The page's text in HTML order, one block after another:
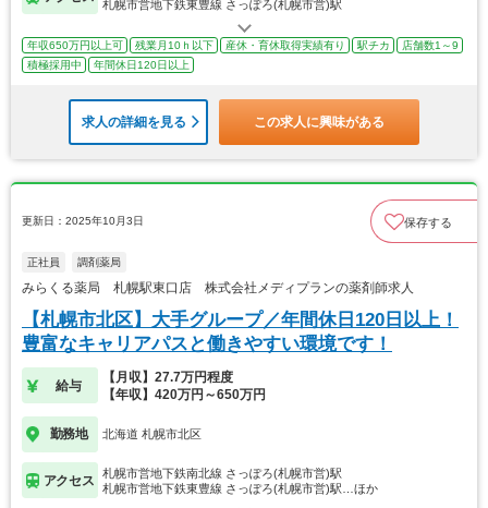
札幌市営地下鉄東豊線 さっぽろ(札幌市営)駅
年収650万円以上可 残業月10ｈ以下 産休・育休取得実績有り 駅チカ
店舗数1～9
積極採用中
年間休日120日以上
求人の詳細を見る この求人に興味がある
更新日：2025年10月3日 保存する
正社員 調剤薬局
みらくる薬局 札幌駅東口店 株式会社メディプランの薬剤師求人
【札幌市北区】大手グループ／年間休日120日以上！
豊富なキャリアパスと働きやすい環境です！
給与
【月収】27.7万円程度
【年収】420万円～650万円
勤務地 北海道 札幌市北区
アクセス
札幌市営地下鉄南北線 さっぽろ(札幌市営)駅
札幌市営地下鉄東豊線 さっぽろ(札幌市営)駅…ほか